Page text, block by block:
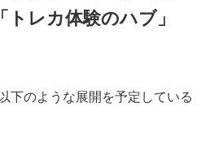
レカ体験のハブ」
下のような展開を予定している